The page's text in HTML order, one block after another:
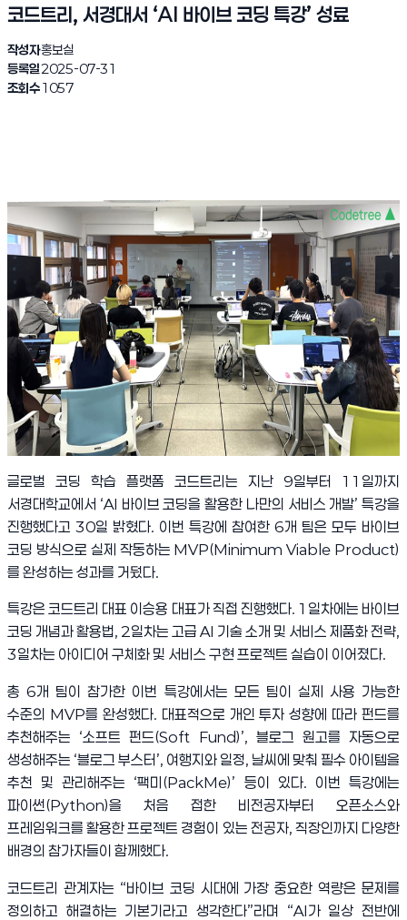
코드트리, 서경대서 ‘AI 바이브 코딩 특강’ 성료
작성자홍보실
등록일2025-07-31
조회수1057
글로벌 코딩 학습 플랫폼 코드트리는 지난 9일부터 11 일까지
서경대학교에서 ‘AI 바이브 코딩을 활용한 나만의 서비스 개발’ 특강을
진행했다고 30일 밝혔다. 이번 특강에 참여한 6개 팀은 모두 바이브
코딩 방식으로 실제 작동하는 MVP(Minimum Viable Product)
를 완성하는 성과를 거뒀다.
특강은 코드트리 대표 이승용 대표가 직접 진행했다. 1 일차에는 바이브
코딩 개념과 활용법, 2일차는 고급 AI 기술 소개 및 서비스 제품화 전략,
3일차는 아이디어 구체화 및 서비스 구현 프로젝트 실습이 이어졌다.
총6개 팀이 참가한 이번 특강에서는 모든 팀이 실제 사용 가능한
수준의 MVP를 완성했다. 대표적으로 개인 투자 성향에 따라 펀드를
추천해주는 ‘소프트 펀드(Soft Fund)’, 블로그 원고를 자동으로
생성해주는 ‘블로그 부스터 ’, 여행지와 일정, 날씨에 맞춰 필수 아이템을
추천 및 관리해주는 ‘팩미 (PackMe)’ 등이 있다. 이번 특강에는
파이썬(Python)을 처음 접한 비전공자부터 오픈소스와
프레임워크를 활용한 프로젝트 경험이 있는 전공자, 직장인까지 다양한
배경의 참가자들이 함께했다.
코드트리 관계자는 “바이브 코딩 시대에 가장 중요한 역량은 문제를
정의하고 해결하는 기본기라고 생각한다”라며 “AI가 일상 전반에